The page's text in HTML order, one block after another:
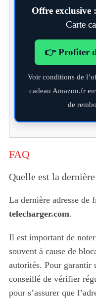
Offre exclusive :
Carte
👉 Profiter
Voir conditions de
cadeau Amazon.fr
de
FAQ
Quelle est la
La dernière adresse de
telecharger.com.
Il est important de
souvent à cause de
autorités. Pour garantir
conseillé de vérifier
pour s’assurer que